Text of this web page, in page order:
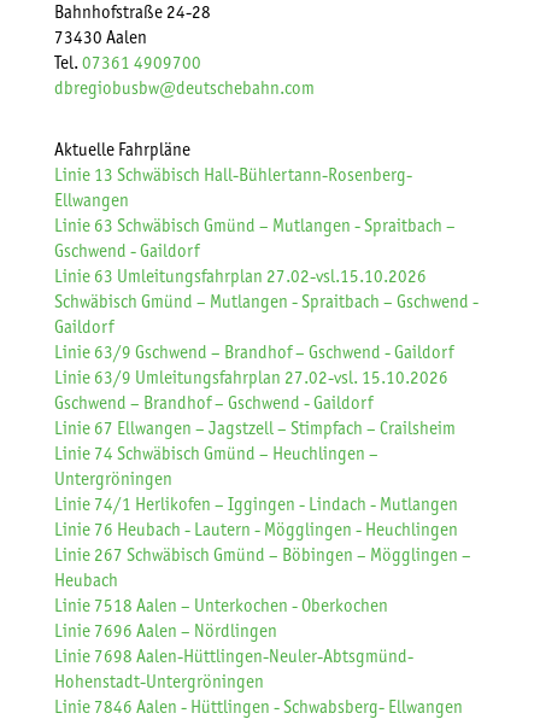
Bahnhofstraße 24-28
73430 Aalen
Tel. 07361 4909700
dbregiobusbw@deutschebahn.com
Aktuelle Fahrpläne
Linie 13 Schwäbisch Hall-Bühlertann-Rosenberg-
Ellwangen
Linie 63 Schwäbisch Gmünd – Mutlangen - Spraitbach –
Gschwend - Gaildorf
Linie 63 Umleitungsfahrplan 27.02-vsl.15.10.2026
Schwäbisch Gmünd – Mutlangen - Spraitbach – Gschwend -
Gaildorf
Linie 63/9 Gschwend – Brandhof – Gschwend - Gaildorf
Linie 63/9 Umleitungsfahrplan 27.02-vsl. 15.10.2026
Gschwend – Brandhof – Gschwend - Gaildorf
Linie 67 Ellwangen – Jagstzell – Stimpfach – Crailsheim
Linie 74 Schwäbisch Gmünd – Heuchlingen –
Untergröningen
Linie 74/1 Herlikofen – Iggingen - Lindach - Mutlangen
Linie 76 Heubach - Lautern - Mögglingen - Heuchlingen
Linie 267 Schwäbisch Gmünd – Böbingen – Mögglingen –
Heubach
Linie 7518 Aalen – Unterkochen - Oberkochen
Linie 7696 Aalen – Nördlingen
Linie 7698 Aalen-Hüttlingen-Neuler-Abtsgmünd-
Hohenstadt-Untergröningen
Linie 7846 Aalen - Hüttlingen - Schwabsberg- Ellwangen